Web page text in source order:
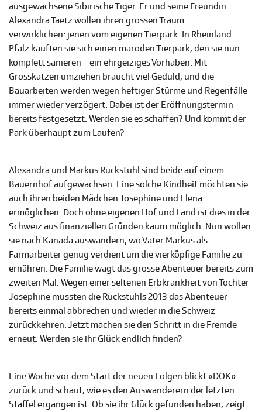
ausgewachsene Sibirische Tiger. Er und seine Freundin
Alexandra Taetz wollen ihren grossen Traum
verwirklichen: jenen vom eigenen Tierpark. In Rheinland-
Pfalz kauften sie sich einen maroden Tierpark, den sie nun
komplett sanieren – ein ehrgeiziges Vorhaben. Mit
Grosskatzen umziehen braucht viel Geduld, und die
Bauarbeiten werden wegen heftiger Stürme und Regenfälle
immer wieder verzögert. Dabei ist der Eröffnungstermin
bereits festgesetzt. Werden sie es schaffen? Und kommt der
Park überhaupt zum Laufen?
Alexandra und Markus Ruckstuhl sind beide auf einem
Bauernhof aufgewachsen. Eine solche Kindheit möchten sie
auch ihren beiden Mädchen Josephine und Elena
ermöglichen. Doch ohne eigenen Hof und Land ist dies in der
Schweiz aus finanziellen Gründen kaum möglich. Nun wollen
sie nach Kanada auswandern, wo Vater Markus als
Farmarbeiter genug verdient um die vierköpfige Familie zu
ernähren. Die Familie wagt das grosse Abenteuer bereits zum
zweiten Mal. Wegen einer seltenen Erbkrankheit von Tochter
Josephine mussten die Ruckstuhls 2013 das Abenteuer
bereits einmal abbrechen und wieder in die Schweiz
zurückkehren. Jetzt machen sie den Schritt in die Fremde
erneut. Werden sie ihr Glück endlich finden?
Eine Woche vor dem Start der neuen Folgen blickt «DOK»
zurück und schaut, wie es den Auswanderern der letzten
Staffel ergangen ist. Ob sie ihr Glück gefunden haben, zeigt